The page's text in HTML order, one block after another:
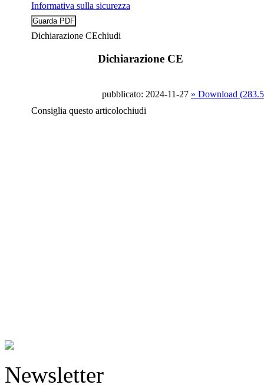
Informativa sulla sicurezza
Dichiarazione CEchiudi
Dichiarazione CE
pubblicato: 2024-11-27 » Download
Consiglia questo articolochiudi
Newsletter